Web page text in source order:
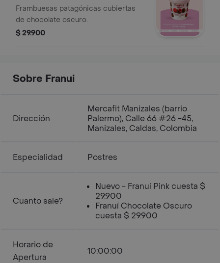
Frambuesas patagónicas cubiertas
de chocolate oscuro.
$ 29.900
Sobre Franui
Dirección
Mercafit Manizales (barrio
Palermo), Calle 66 #26 -45,
Manizales, Caldas, Colombia
Especialidad Postres
Cuanto sale?
Nuevo - Franuí Pink cuesta $
29.900
Franuí Chocolate Oscuro
cuesta $ 29.900
Horario de
Apertura
10:00:00